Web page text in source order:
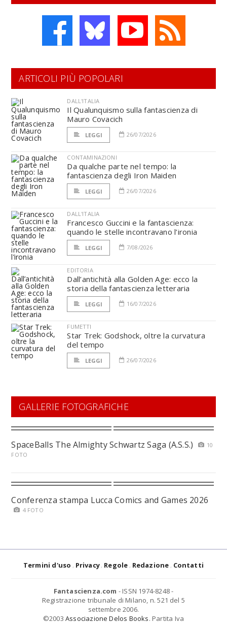
ARTICOLI PIÙ POPOLARI
DALL'ITALIA
Il Qualunquismo sulla fantascienza di
Mauro Covacich
LEGGI 26/07/2026
CONTAMINAZIONI
Da qualche parte nel tempo: la
fantascienza degli Iron Maiden
LEGGI 26/07/2026
DALL'ITALIA
Francesco Guccini e la fantascienza:
quando le stelle incontravano l’ironia
LEGGI 7/08/2026
EDITORIA
Dall’antichità alla Golden Age: ecco la
storia della fantascienza letteraria
LEGGI 16/07/2026
FUMETTI
Star Trek: Godshock, oltre la curvatura
del tempo
LEGGI 26/07/2026
GALLERIE FOTOGRAFICHE
SpaceBalls The Almighty Schwartz Saga (A.S.S.)
10
FOTO
Conferenza stampa Lucca Comics and Games 2026
4 FOTO
Termini d'uso Privacy Regole Redazione Contatti
Fantascienza.com - ISSN 1974-8248 -
Registrazione tribunale di Milano, n. 521 del 5
settembre 2006.
©2003 Associazione Delos Books. Partita Iva